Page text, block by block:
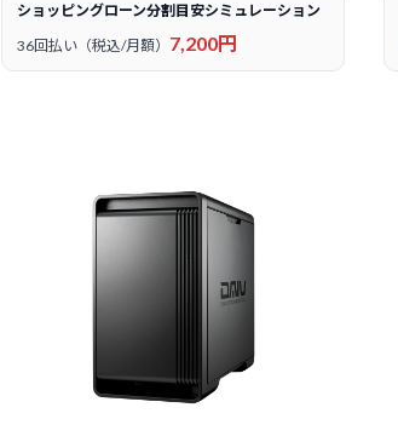
ショッピングローン分割目安シミュレーション
36回払い（税込/月額） 7,200円